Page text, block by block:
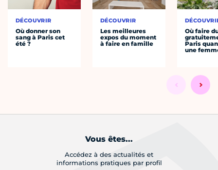
DÉCOUVRIR
Où donner son
sang à Paris cet
été ?
DÉCOUVRIR
Les meilleures
expos du moment
à faire en famille
Où faire
Paris
une
Vous êtes...
Accédez à des actualités et
informations pratiques par profil